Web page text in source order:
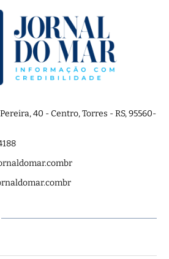
40 - Centro, Torres - RS, 95560-